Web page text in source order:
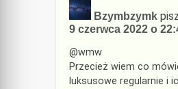
Bzymbzymk
9 czerwca 2022 o
@wmw
Przecież wiem co
luksusowe regularnie i